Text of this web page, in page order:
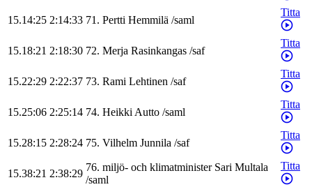
15.14:25 2:14:33 71. Pertti Hemmilä /saml
Titta
15.18:21 2:18:30 72. Merja Rasinkangas /saf
Titta
15.22:29 2:22:37 73. Rami Lehtinen /saf
Titta
15.25:06 2:25:14 74. HeikkiAutto /saml
Titta
15.28:15 2:28:24 75. Vilhelm Junnila /saf
Titta
15.38:21 2:38:29
76. miljö- och klimatminister Sari Multala
/saml
Titta